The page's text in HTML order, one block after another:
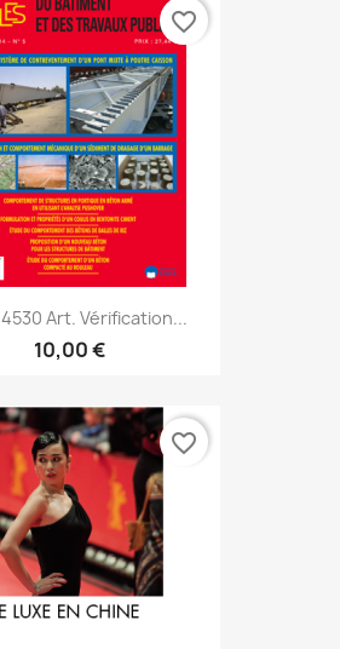
Art. Vérification...
10,00 €
favorite_border
favorite_border